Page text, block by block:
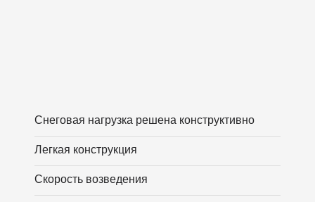
Снеговая нагрузка решена конструктивно
Легкая конструкция
Скорость возведения